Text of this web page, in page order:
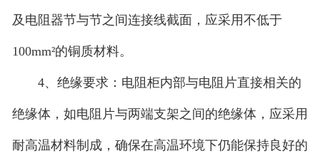
及电阻器节与节之间连接线截面，应采用不低于
100mm²的铜质材料。
4、绝缘要求：电阻柜内部与电阻片直接相关的
绝缘体，如电阻片与两端支架之间的绝缘体，应采用
耐高温材料制成，确保在高温环境下仍能保持良好的